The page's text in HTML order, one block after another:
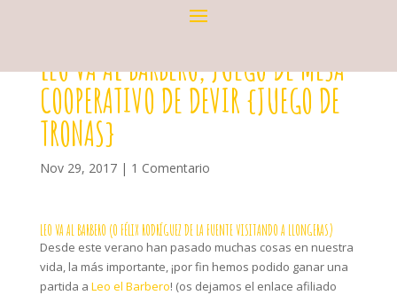
LEO VA AL BARBERO, JUEGO DE MESA
COOPERATIVO DE DEVIR {JUEGO DE
TRONAS}
Nov 29, 2017| 1 Comentario
LEO VA AL BARBERO (O FÉLIX RODRÍGUEZ DE LA FUENTE VISITANDO A LLONGERAS)
Desde este verano han pasado muchas cosas en nuestra
vida, la más importante, ¡por fin hemos podido ganar una
partida a Leo el Barbero! (os dejamos el enlace afiliado